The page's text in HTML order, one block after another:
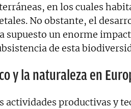
en los cuales
No obstante, el
supuesto un enorme
de esta
y la naturaleza en
actividades productivas y